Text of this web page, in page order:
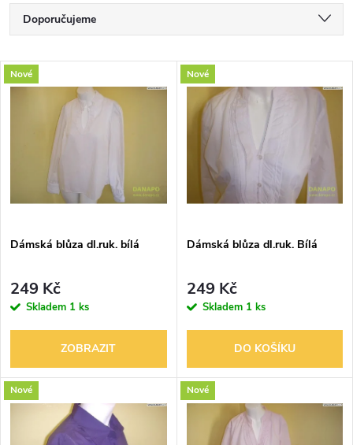
Ř
a
z
í
p
r
o
d
u
Doporučujeme
Nejdražší
Nejprodávanější
Abecedně
V
i
s
p
r
d
Nové
Dámská blůza dl.ruk. bílá
249 Kč
Skladem 1 ks
ZOBRAZIT
Nové
Dámská blůza dl.ruk. Bílá
249 Kč
Skladem 1 ks
DO KOŠÍKU
Nové Nové